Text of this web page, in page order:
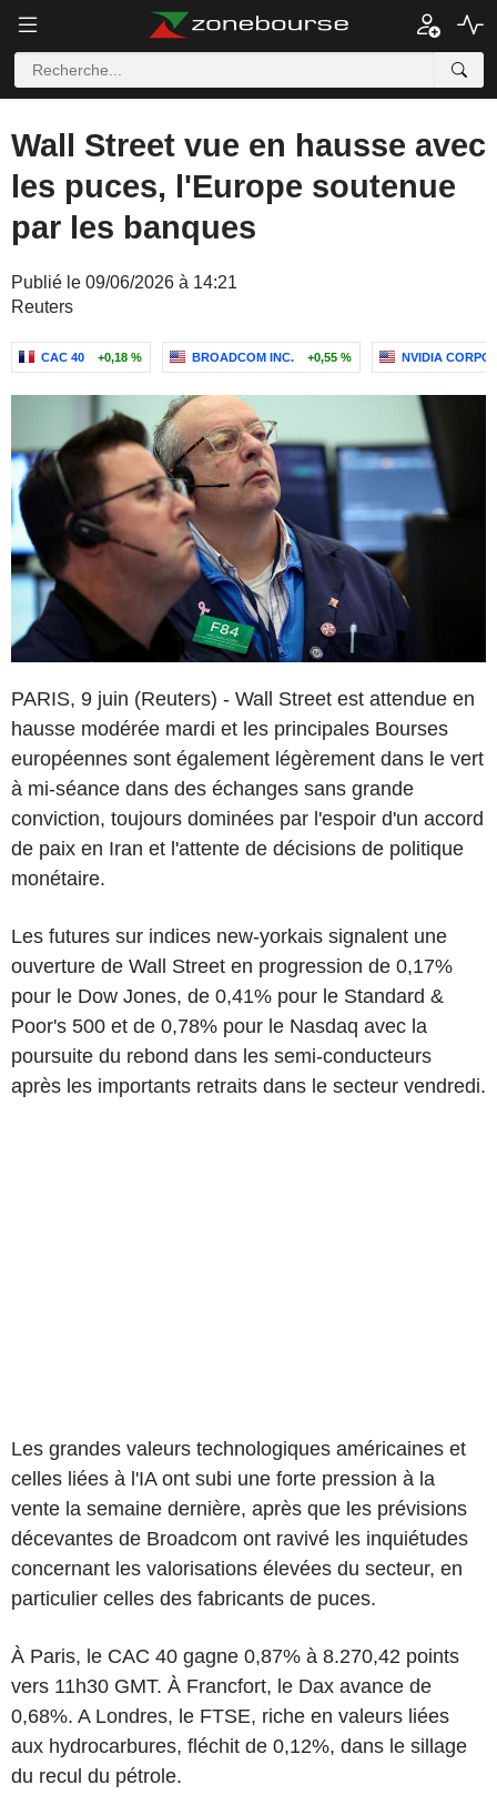
Wall Street vue en hausse avec
les puces, l'Europe soutenue
par les banques
Publié le 09/06/2026 à 14:21
Reuters
CAC 40 +0,18 % BROADCOM INC. +0,55 % NVIDIA
PARIS, 9 juin (Reuters) - Wall Street est attendue en
hausse modérée mardi et les principales Bourses
européennes sont également légèrement dans le vert
à mi-séance dans des échanges sans grande
conviction, toujours dominées par l'espoir d'un accord
de paix en Iran et l'attente de décisions de politique
monétaire.
Les futures sur indices new-yorkais signalent une
ouverture de Wall Street en progression de 0,17%
pour le Dow Jones, de 0,41% pour le Standard &
Poor's 500 et de 0,78% pour le Nasdaq avec la
poursuite du rebond dans les semi-conducteurs
après les importants retraits dans le secteur vendredi.
Les grandes valeurs technologiques américaines et
celles liées à l'IA ont subi une forte pression à la
vente la semaine dernière, après que les prévisions
décevantes de Broadcom ont ravivé les inquiétudes
concernant les valorisations élevées du secteur, en
particulier celles des fabricants de puces.
À Paris, le CAC 40 gagne 0,87% à 8.270,42 points
vers 11h30 GMT. À Francfort, le Dax avance de
0,68%. A Londres, le FTSE, riche en valeurs liées
aux hydrocarbures, fléchit de 0,12%, dans le sillage
du recul du pétrole.